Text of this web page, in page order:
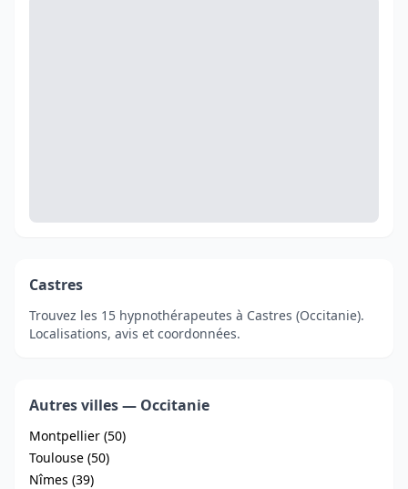
Castres
Trouvez les 15 hypnothérapeutes à Castres (Occitanie).
Localisations, avis et coordonnées.
Autres villes — Occitanie
Montpellier (50)
Toulouse (50)
Nîmes (39)